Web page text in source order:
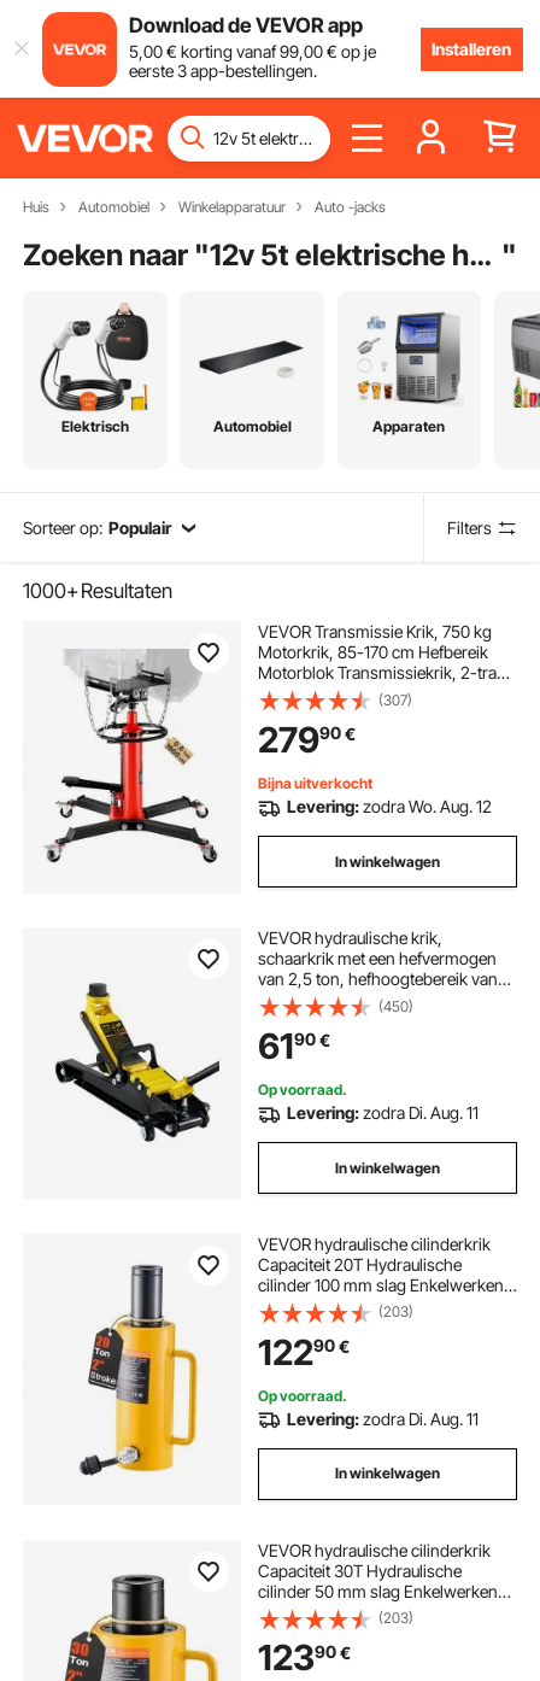
Download de VEVOR app
5,00€ korting vanaf99,00€ op je
eerste 3 app-bestellingen.
Installeren
Huis Automobiel Winkelapparatuur Auto -jacks
Zoeken naar " 12v 5t elektrische hydraulische krik auto "
Elektrisch Automobiel Apparaten
Sorteer op: Populair Filters
1000+Resultaten
VEVOR Transmissie Krik, 750 kg
Motorkrik, 85-170 cm Hefbereik
Motorblok Transmissiekrik, 2-traps
Hydraulische Transmissie Krik,
Vrijloop Hydraulische Krik voor
Auto Workshops Auto
Transmissies, Rood
(307)
27990€
Bijna uitverkocht
Levering:zodra Wo. Aug. 12
In winkelwagen
VEVOR hydraulische krik,
schaarkrik met een hefvermogen
van 2,5 ton, hefhoogtebereik van
85-380 mm, hydraulische krik met
enkele zuiger, autokrik voor
gezinsauto's, vrachtwagens en
SUV's.
(450)
6190€
Op voorraad.
Levering:zodra Di. Aug. 11
In winkelwagen
VEVOR hydraulische cilinderkrik
Capaciteit 20T Hydraulische
cilinder 100 mm slag Enkelwerkend
Draagbaar Geel, hydraulische krik
44.000 lbs Holle plunjerkrik
Hydraulische fles 9 kg voor riggers
Fabrikanten
(203)
12290€
Op voorraad.
Levering:zodra Di. Aug. 11
In winkelwagen
VEVOR hydraulische cilinderkrik
Capaciteit 30T Hydraulische
cilinder 50 mm slag Enkelwerkend
Draagbaar Geel, hydraulische krik
Holle zuigerkrik Hydraulische fles
10,8 kg voor riggers Fabrikanten
(203)
12390€